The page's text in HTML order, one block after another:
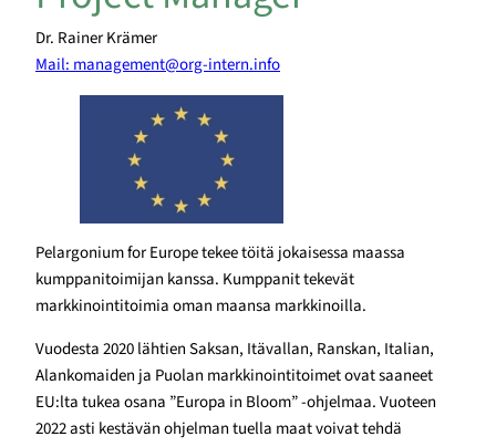
Dr. Rainer Krämer
Mail: management@org-intern.info
Pelargonium for Europe tekee töitä jokaisessa maassa
kumppanitoimijan kanssa. Kumppanit tekevät
markkinointitoimia oman maansa markkinoilla.
Vuodesta 2020 lähtien Saksan, Itävallan, Ranskan, Italian,
Alankomaiden ja Puolan markkinointitoimet ovat saaneet
EU:lta tukea osana ”Europa in Bloom” -ohjelmaa. Vuoteen
2022 asti kestävän ohjelman tuella maat voivat tehdä